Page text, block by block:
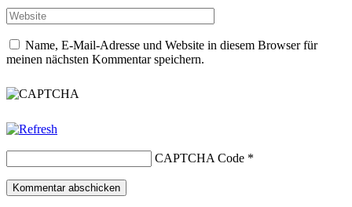
Name, E-Mail-Adresse und Website in diesem Browser für
meinen nächsten Kommentar speichern.
CAPTCHA Code *